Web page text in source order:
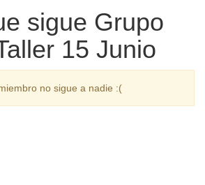
sigue Grupo
15 Junio
no sigue a nadie :(